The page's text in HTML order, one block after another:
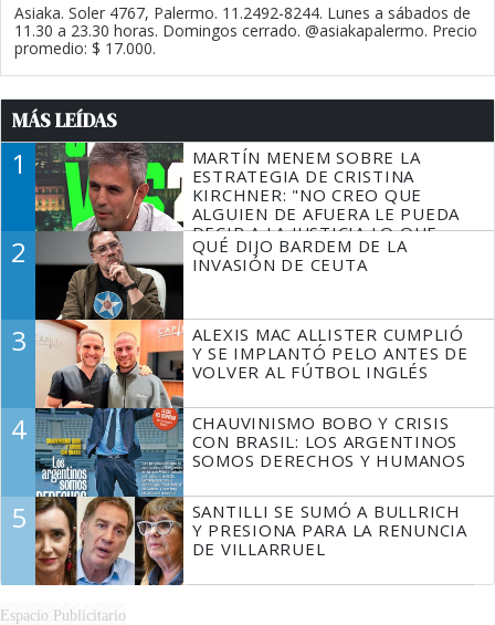
Asiaka. Soler 4767, Palermo. 11.2492-8244. Lunes a sábados de
11.30 a 23.30 horas. Domingos cerrado. @asiakapalermo. Precio
promedio: $ 17.000.
MÁS LEÍDAS
1
MARTÍN MENEM SOBRE LA
ESTRATEGIA DE CRISTINA
KIRCHNER: "NO CREO QUE
ALGUIEN DE AFUERA LE PUEDA
DECIR A LA JUSTICIA LO QUE
TIENE QUE HACER"
2
QUÉ DIJO BARDEM DE LA
INVASIÓN DE CEUTA
3
ALEXIS MAC ALLISTER CUMPLIÓ
Y SE IMPLANTÓ PELO ANTES DE
VOLVER AL FÚTBOL INGLÉS
4
CHAUVINISMO BOBO Y CRISIS
CON BRASIL: LOS ARGENTINOS
SOMOS DERECHOS Y HUMANOS
5
SANTILLI SE SUMÓ A BULLRICH
Y PRESIONA PARA LA RENUNCIA
DE VILLARRUEL
Espacio Publicitario